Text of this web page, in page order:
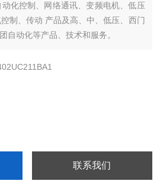
化控制、网络通讯、变频电机、低压
制、传动 产品及高、中、低压、西门
自动化等产品、技术和服务。
频电机、低压元器件、智能仪表等电
联系我们